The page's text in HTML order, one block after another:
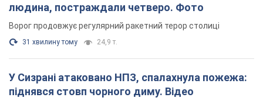
людина, постраждали четверо. Фото
Ворог продовжує регулярний ракетний терор столиці
31 хвилину тому 24,9 т.
У Сизрані атаковано НПЗ, спалахнула пожежа:
піднявся стовп чорного диму. Відео